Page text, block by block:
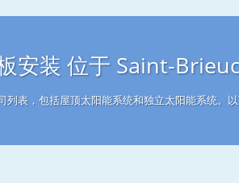
安装 位于 Saint-
表，包括屋顶太阳能系统和独立太阳能系统。